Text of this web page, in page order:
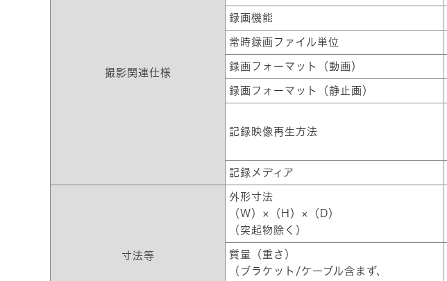
撮影関連仕様
録画機能
常時録画ファイル単位
録画フォーマット（動画）
録画フォーマット（静止画）
記録映像再生方法
記録メディア
寸法等
外形寸法
（W）×（H）×（D）
（突起物除く）
質量（重さ）
（ブラケット/ケーブル含まず、